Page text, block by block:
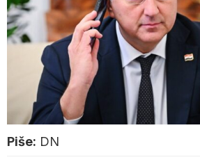
Piše: DN